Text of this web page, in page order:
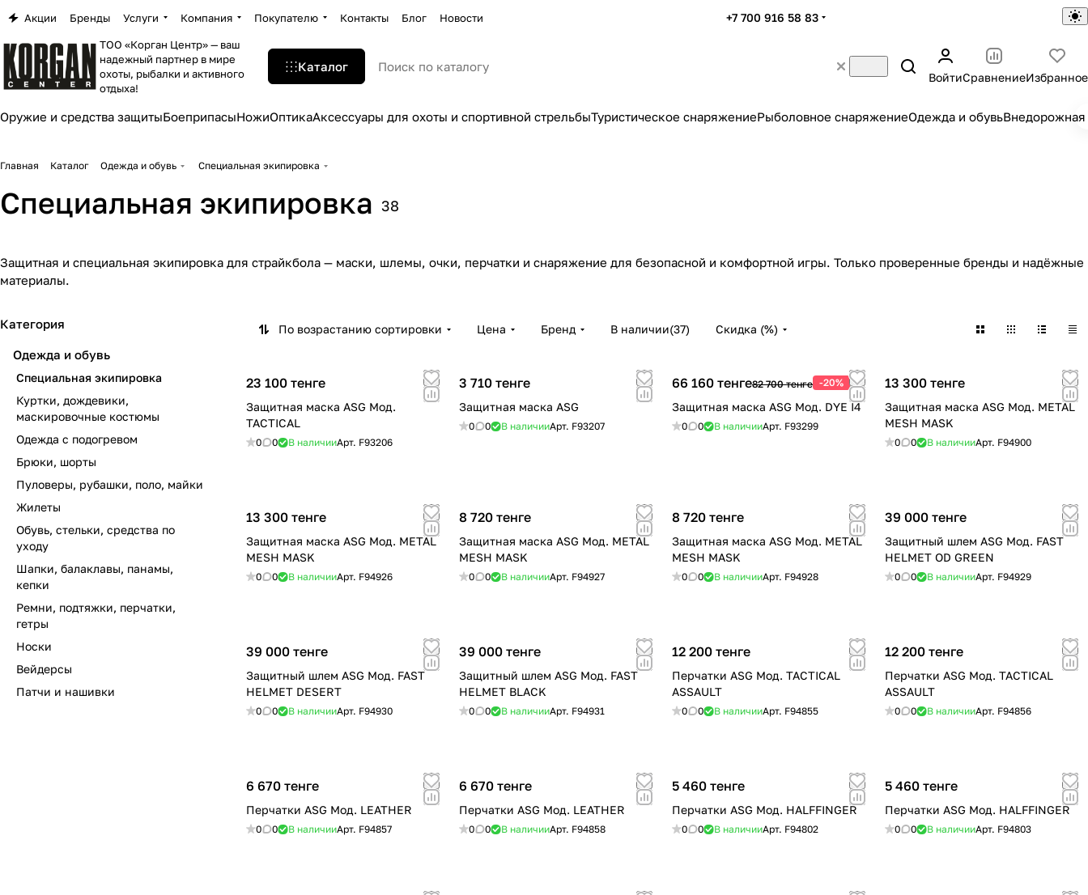
Акции Бренды Услуги Компания Покупателю Контакты Блог Новости +7 700 916 58 83
ТОО «Корган Центр» — ваш
надежный партнер в мире
охоты, рыбалки и активного
отдыха!
Каталог
ВойтиСравнениеИзбранное
Оружие и средства защитыБоеприпасыНожиОптикаАксессуары для охоты и спортивной стрельбыТуристическое снаряжениеРыболовное снаряжениеОдежда и обувьВнедорожная
Главная Каталог Одежда и обувь Специальная экипировка
Специальная экипировка 38
Защитная и специальная экипировка для страйкбола — маски, шлемы, очки, перчатки и снаряжение для безопасной и комфортной игры. Только проверенные бренды и надёжные
материалы.
По возрастанию сортировки Цена Бренд В наличии(37) Скидка (%)
23 100 тенге
Защитная маска ASG Мод.
TACTICAL
0 0 В наличииАрт. F93206
3 710 тенге
Защитная маска ASG
0 0 В наличииАрт. F93207
66 160 тенге82 700 тенге -20%
Защитная маска ASG Мод. DYE I4
0 0 В наличииАрт. F93299
13 300 тенге
Защитная маска ASG Мод. METAL
MESH MASK
0 0 В наличииАрт. F94900
13 300 тенге
Защитная маска ASG Мод. METAL
MESH MASK
0 0 В наличииАрт. F94926
8 720 тенге
Защитная маска ASG Мод. METAL
MESH MASK
0 0 В наличииАрт. F94927
8 720 тенге
Защитная маска ASG Мод. METAL
MESH MASK
0 0 В наличииАрт. F94928
39 000 тенге
Защитный шлем ASG Мод. FAST
HELMET OD GREEN
0 0 В наличииАрт. F94929
39 000 тенге
Защитный шлем ASG Мод. FAST
HELMET DESERT
0 0 В наличииАрт. F94930
39 000 тенге
Защитный шлем ASG Мод. FAST
HELMET BLACK
0 0 В наличииАрт. F94931
12 200 тенге
Перчатки ASG Мод. TACTICAL
ASSAULT
0 0 В наличииАрт. F94855
12 200 тенге
Перчатки ASG Мод. TACTICAL
ASSAULT
0 0 В наличииАрт. F94856
6 670 тенге
Перчатки ASG Мод. LEATHER
0 0 В наличииАрт. F94857
6 670 тенге
Перчатки ASG Мод. LEATHER
0 0 В наличииАрт. F94858
5 460 тенге
Перчатки ASG Мод. HALFFINGER
0 0 В наличииАрт. F94802
5 460 тенге
Перчатки ASG Мод. HALFFINGER
0 0 В наличииАрт. F94803
Категория
Одежда и обувь
Специальная экипировка
Куртки, дождевики,
маскировочные костюмы
Одежда с подогревом
Брюки, шорты
Пуловеры, рубашки, поло, майки
Жилеты
Обувь, стельки, средства по
уходу
Шапки, балаклавы, панамы,
кепки
Ремни, подтяжки, перчатки,
гетры
Носки
Вейдерсы
Патчи и нашивки